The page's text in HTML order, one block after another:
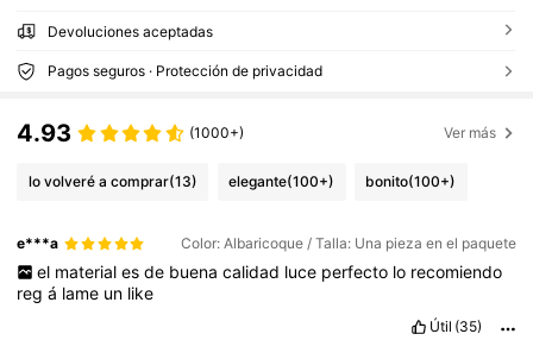
Devoluciones aceptadas
Pagos seguros · Protección de privacidad
4.93 (1000+) Ver más
lo volveré a comprar(13) elegante(100+) bonito(100+)
e***a Color: Albaricoque / Talla: Una pieza en el paquete
el material es de buena calidad luce perfecto lo recomiendo
regá lame un like
Útil (35)